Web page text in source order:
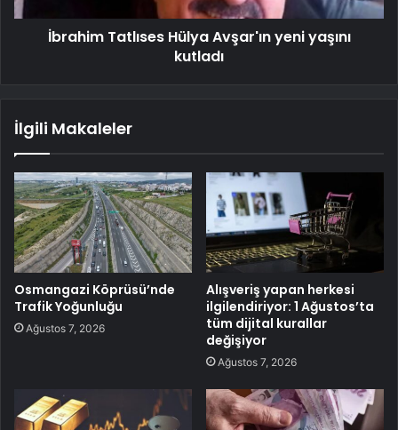
İbrahim Tatlıses Hülya Avşar'ın yeni yaşını
kutladı
İlgili Makaleler
Osmangazi Köprüsü’nde
Trafik Yoğunluğu
Ağustos 7, 2026
Alışveriş yapan herkesi
ilgilendiriyor: 1 Ağustos’ta
tüm dijital kurallar
değişiyor
Ağustos 7, 2026